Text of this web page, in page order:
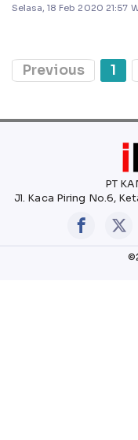
Selasa, 18 Feb 2020 21:57
Previous 1
PT
Jl. Kaca Piring No.6,